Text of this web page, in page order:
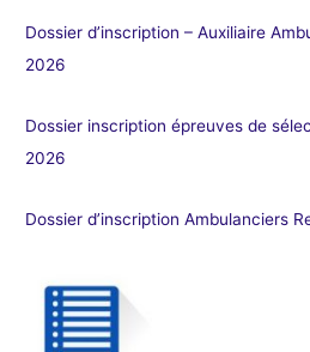
Dossier d’inscription – Auxiliaire
2026
Dossier inscription épreuves de
2026
Dossier d’inscription Ambulanciers